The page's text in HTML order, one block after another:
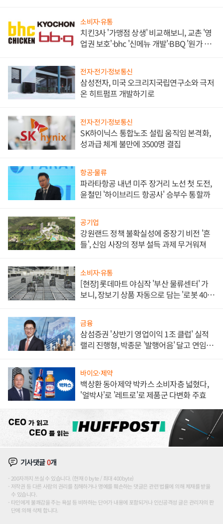
소비자·유통
치킨3사 '가맹점 상생' 비교해보니, 교촌 '영
업권 보호'·bhc '신메뉴 개발'·BBQ '원가 부
전자·전기·정보통신
삼성전자, 미국 오크리지국립연구소와 극저
온 히트펌프 개발하기로
전자·전기·정보통신
SK하이닉스 통합노조 설립 움직임 본격화,
성과급 체계 불만에 3500명 결집
항공·물류
파라타항공 내년 미주 장거리 노선 첫 도전,
윤철민 '하이브리드 항공사' 승부수 통할까
공기업
강원랜드 정책 불확실성에 중장기 비전 '흔
들', 신임 사장의 정부 설득 과제 무거워져
소비자·유통
[현장] 롯데마트 야심작 '부산 물류센터' 가
보니, 장보기 상품 자동으로 담는 '로봇 400
금융
삼섬증권 '상반기 영업이익 1조 클럽' 실적
랠리 진행형, 박종문 '발행어음' 달고 연임 향
바이오·제약
백상환 동아제약 박카스 소비자층 넓혔다,
'얼박사'로 '레트로'로 제품군 다변화 주효
기사댓글0개
200자까지 쓰실 수 있습니다. (현재 0 byte / 최대 400byte)
저작권 등 다른 사람의 권리를 침해하거나 명예를 훼손하는 댓글은 관련 법률에 의해 제재를 받을
수 있습니다.
타인에게 불쾌감을 주는 욕설 등 비하하는 단어가 내용에 포함되거나 인신공격성 글은 관리자의 판
단에 의해 삭제 합니다.